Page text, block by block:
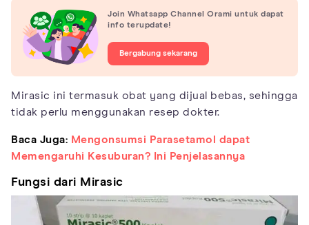
Join Whatsapp Channel Orami untuk dapat
info terupdate!
Bergabung sekarang
Mirasic ini termasuk obat yang dijual bebas, sehingga
tidak perlu menggunakan resep dokter.
Baca Juga: Mengonsumsi Parasetamol dapat
Memengaruhi Kesuburan? Ini Penjelasannya
Fungsi dari Mirasic